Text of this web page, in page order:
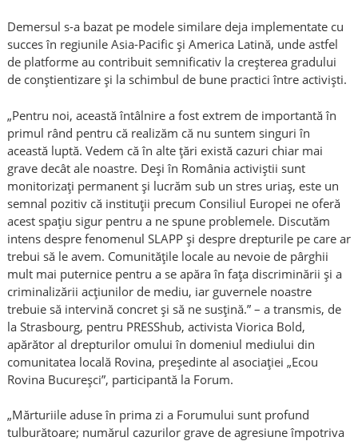
Demersul s-a bazat pe modele similare deja implementate cu
succes în regiunile Asia-Pacific și America Latină, unde astfel
de platforme au contribuit semnificativ la creșterea gradului
de conștientizare și la schimbul de bune practici între activiști.
„Pentru noi, această întâlnire a fost extrem de importantă în
primul rând pentru că realizăm că nu suntem singuri în
această luptă. Vedem că în alte țări există cazuri chiar mai
grave decât ale noastre. Deși în România activiștii sunt
monitorizați permanent și lucrăm sub un stres uriaș, este un
semnal pozitiv că instituții precum Consiliul Europei ne oferă
acest spațiu sigur pentru a ne spune problemele. Discutăm
intens despre fenomenul SLAPP și despre drepturile pe care ar
trebui să le avem. Comunitățile locale au nevoie de pârghii
mult mai puternice pentru a se apăra în fața discriminării și a
criminalizării acțiunilor de mediu, iar guvernele noastre
trebuie să intervină concret și să ne susțină.” – a transmis, de
la Strasbourg, pentru PRESShub, activista Viorica Bold,
apărător al drepturilor omului în domeniul mediului din
comunitatea locală Rovina, președinte al asociației „Ecou
Rovina Bucureșci”, participantă la Forum.
„Mărturiile aduse în prima zi a Forumului sunt profund
tulburătoare; numărul cazurilor grave de agresiune împotriva